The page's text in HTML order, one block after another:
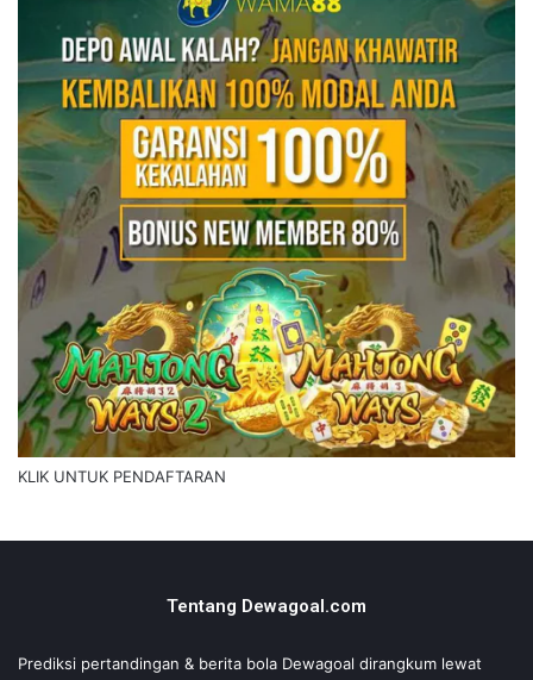
KLIK UNTUK PENDAFTARAN
Tentang Dewagoal.com
Prediksi pertandingan & berita bola Dewagoal dirangkum lewat